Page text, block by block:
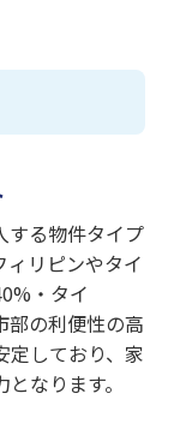
する物件タイプ
リピンやタイ
・タイ
部の利便性の高
定しており、家
なります。